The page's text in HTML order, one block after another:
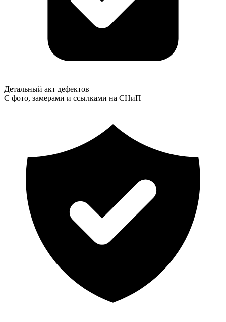
Детальный акт дефектов
С фото, замерами и ссылками на СНиП